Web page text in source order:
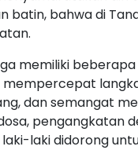
batin, bahwa di
memiliki
mempercepat
dan semangat
pengangkatan
laki didorong